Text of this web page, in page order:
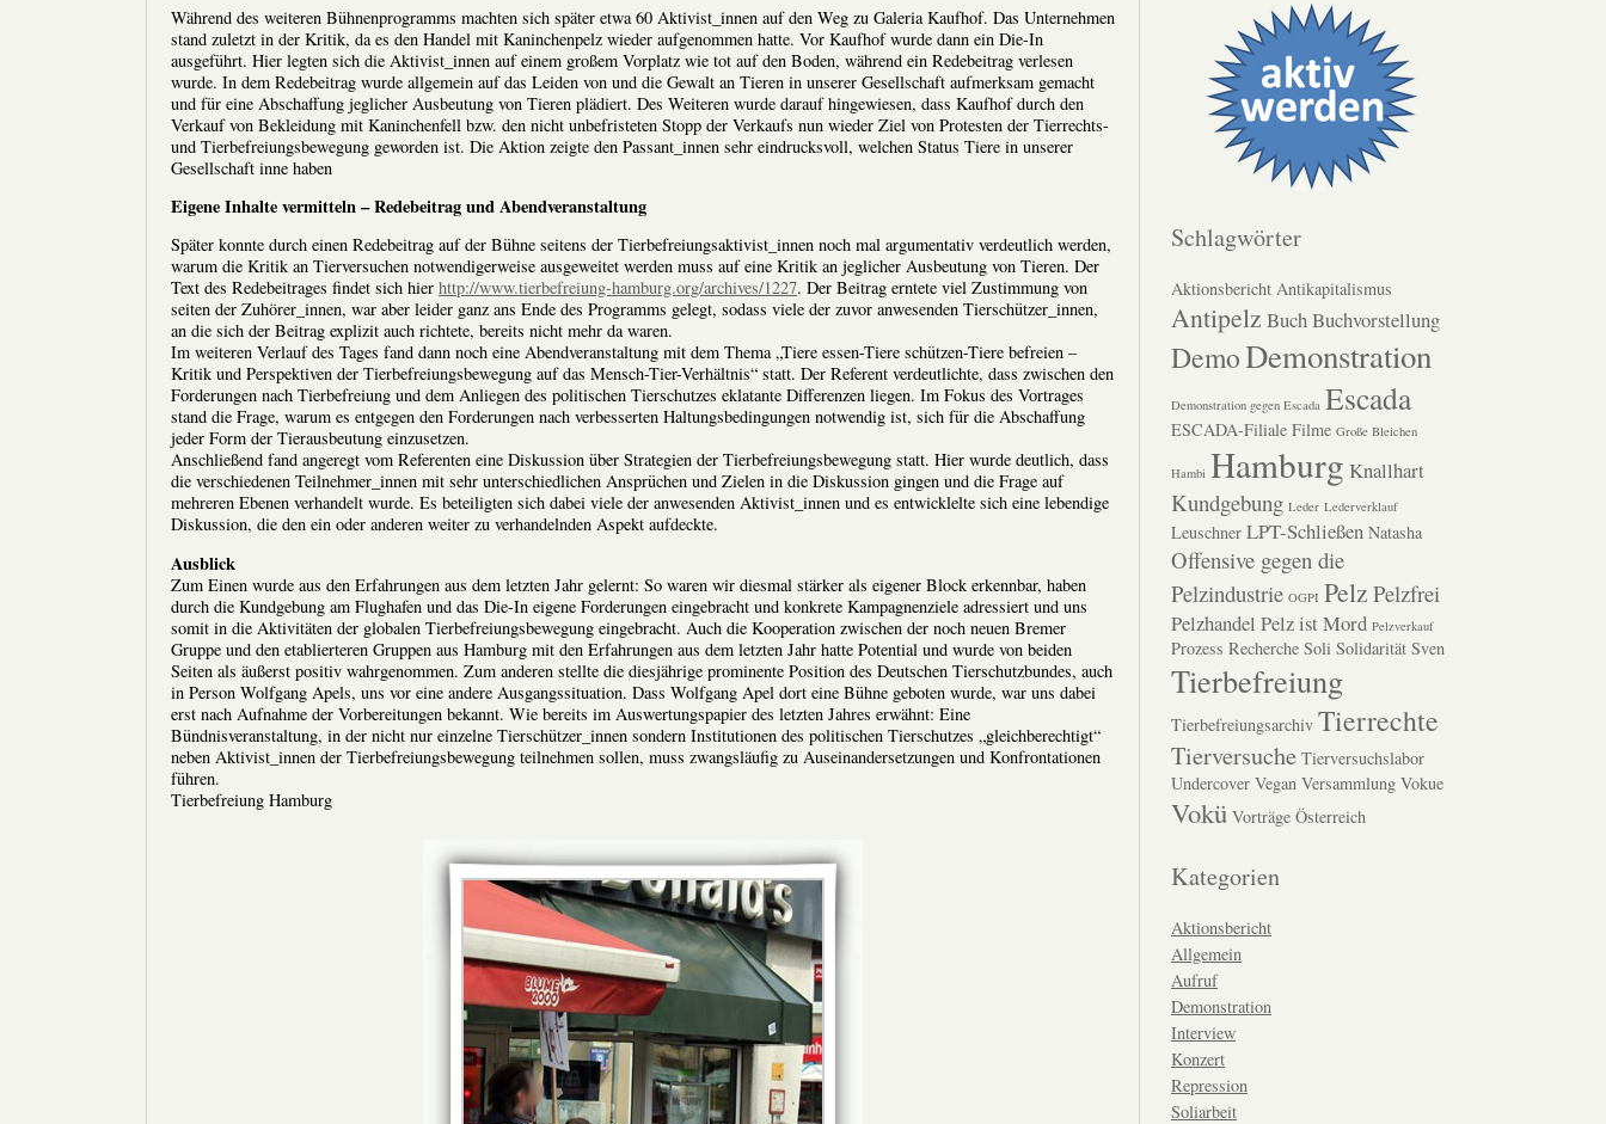
Während des weiteren Bühnenprogramms machten sich später etwa 60 Aktivist_innen auf den Weg zu Galeria Kaufhof. Das Unternehmen
stand zuletzt in der Kritik, da es den Handel mit Kaninchenpelz wieder aufgenommen hatte. Vor Kaufhof wurde dann ein Die-In
ausgeführt. Hier legten sich die Aktivist_innen auf einem großem Vorplatz wie tot auf den Boden, während ein Redebeitrag verlesen
wurde. In dem Redebeitrag wurde allgemein auf das Leiden von und die Gewalt an Tieren in unserer Gesellschaft aufmerksam gemacht
und für eine Abschaffung jeglicher Ausbeutung von Tieren plädiert. Des Weiteren wurde darauf hingewiesen, dass Kaufhof durch den
Verkauf von Bekleidung mit Kaninchenfell bzw. den nicht unbefristeten Stopp der Verkaufs nun wieder Ziel von Protesten der Tierrechts-
und Tierbefreiungsbewegung geworden ist. Die Aktion zeigte den Passant_innen sehr eindrucksvoll, welchen Status Tiere in unserer
Gesellschaft inne haben
Eigene Inhalte vermitteln – Redebeitrag und Abendveranstaltung
Später konnte durch einen Redebeitrag auf der Bühne seitens der Tierbefreiungsaktivist_innen noch mal argumentativ verdeutlich werden,
warum die Kritik an Tierversuchen notwendigerweise ausgeweitet werden muss auf eine Kritik an jeglicher Ausbeutung von Tieren. Der
Text des Redebeitrages findet sich hier http://www.tierbefreiung-hamburg.org/archives/1227. Der Beitrag erntete viel Zustimmung von
seiten der Zuhörer_innen, war aber leider ganz ans Ende des Programms gelegt, sodass viele der zuvor anwesenden Tierschützer_innen,
an die sich der Beitrag explizit auch richtete, bereits nicht mehr da waren.
Im weiteren Verlauf des Tages fand dann noch eine Abendveranstaltung mit dem Thema „Tiere essen-Tiere schützen-Tiere befreien –
Kritik und Perspektiven der Tierbefreiungsbewegung auf das Mensch-Tier-Verhältnis“ statt. Der Referent verdeutlichte, dass zwischen den
Forderungen nach Tierbefreiung und dem Anliegen des politischen Tierschutzes eklatante Differenzen liegen. Im Fokus des Vortrages
stand die Frage, warum es entgegen den Forderungen nach verbesserten Haltungsbedingungen notwendig ist, sich für die Abschaffung
jeder Form der Tierausbeutung einzusetzen.
Anschließend fand angeregt vom Referenten eine Diskussion über Strategien der Tierbefreiungsbewegung statt. Hier wurde deutlich, dass
die verschiedenen Teilnehmer_innen mit sehr unterschiedlichen Ansprüchen und Zielen in die Diskussion gingen und die Frage auf
mehreren Ebenen verhandelt wurde. Es beteiligten sich dabei viele der anwesenden Aktivist_innen und es entwicklelte sich eine lebendige
Diskussion, die den ein oder anderen weiter zu verhandelnden Aspekt aufdeckte.
Ausblick
Zum Einen wurde aus den Erfahrungen aus dem letzten Jahr gelernt: So waren wir diesmal stärker als eigener Block erkennbar, haben
durch die Kundgebung am Flughafen und das Die-In eigene Forderungen eingebracht und konkrete Kampagnenziele adressiert und uns
somit in die Aktivitäten der globalen Tierbefreiungsbewegung eingebracht. Auch die Kooperation zwischen der noch neuen Bremer
Gruppe und den etablierteren Gruppen aus Hamburg mit den Erfahrungen aus dem letzten Jahr hatte Potential und wurde von beiden
Seiten als äußerst positiv wahrgenommen. Zum anderen stellte die diesjährige prominente Position des Deutschen Tierschutzbundes, auch
in Person Wolfgang Apels, uns vor eine andere Ausgangssituation. Dass Wolfgang Apel dort eine Bühne geboten wurde, war uns dabei
erst nach Aufnahme der Vorbereitungen bekannt. Wie bereits im Auswertungspapier des letzten Jahres erwähnt: Eine
Bündnisveranstaltung, in der nicht nur einzelne Tierschützer_innen sondern Institutionen des politischen Tierschutzes „gleichberechtigt“
neben Aktivist_innen der Tierbefreiungsbewegung teilnehmen sollen, muss zwangsläufig zu Auseinandersetzungen und Konfrontationen
führen.
Tierbefreiung Hamburg
Schlagwörter
Aktionsbericht Antikapitalismus
Antipelz BuchBuchvorstellung
DemoDemonstration
Demonstration gegen Escada Escada
ESCADA-Filiale Filme Große Bleichen
Hambi Hamburg Knallhart
Kundgebung Leder Lederverklauf
Leuschner LPT-Schließen Natasha
Offensive gegen die
Pelzindustrie OGPI Pelz Pelzfrei
Pelzhandel Pelz ist Mord Pelzverkauf
Prozess Recherche Soli Solidarität Sven
Tierbefreiung
Tierbefreiungsarchiv Tierrechte
Tierversuche Tierversuchslabor
Undercover Vegan Versammlung Vokue
Vokü Vorträge Österreich
Kategorien
Aktionsbericht
Allgemein
Aufruf
Demonstration
Interview
Konzert
Repression
Soliarbeit